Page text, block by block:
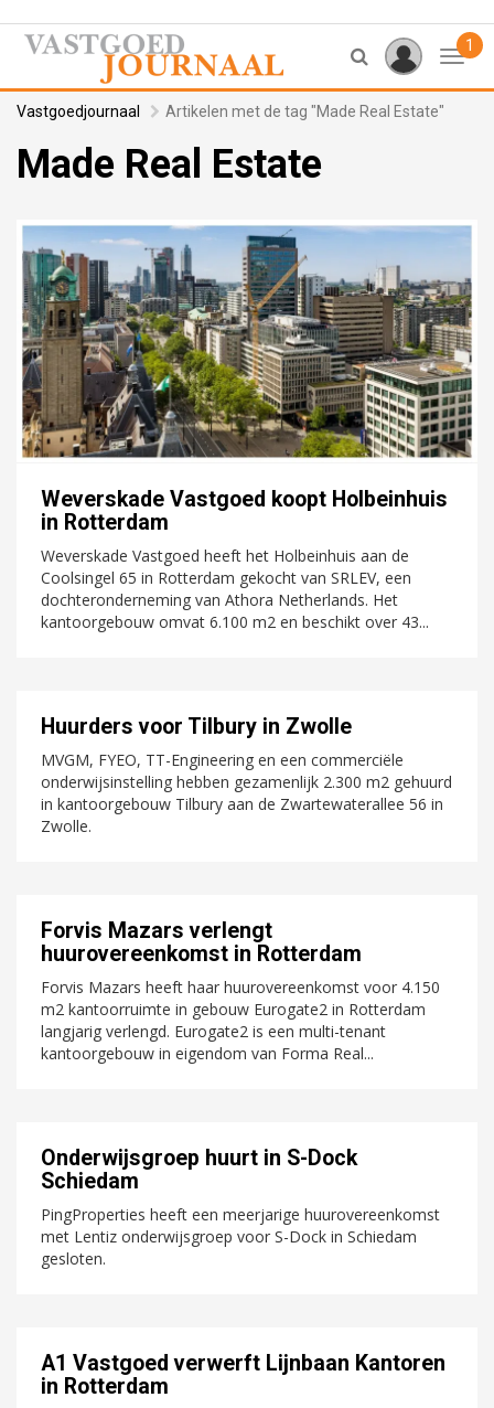
1
Vastgoedjournaal Artikelen met de tag "Made Real Estate"
Made Real Estate
Weverskade Vastgoed koopt Holbeinhuis
in Rotterdam
Weverskade Vastgoed heeft het Holbeinhuis aan de
Coolsingel 65 in Rotterdam gekocht van SRLEV, een
dochteronderneming van Athora Netherlands. Het
kantoorgebouw omvat 6.100 m2 en beschikt over 43...
Huurders voor Tilbury in Zwolle
MVGM, FYEO, TT-Engineering en een commerciële
onderwijsinstelling hebben gezamenlijk 2.300 m2 gehuurd
in kantoorgebouw Tilbury aan de Zwartewaterallee 56 in
Zwolle.
Forvis Mazars verlengt
huurovereenkomst in Rotterdam
Forvis Mazars heeft haar huurovereenkomst voor 4.150
m2 kantoorruimte in gebouw Eurogate2 in Rotterdam
langjarig verlengd. Eurogate2 is een multi-tenant
kantoorgebouw in eigendom van Forma Real...
Onderwijsgroep huurt in S-Dock
Schiedam
PingProperties heeft een meerjarige huurovereenkomst
met Lentiz onderwijsgroep voor S-Dock in Schiedam
gesloten.
A1 Vastgoed verwerft Lijnbaan Kantoren
in Rotterdam